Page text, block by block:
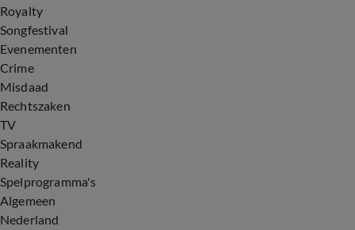
Royalty
Songfestival
Evenementen
Crime
Misdaad
Rechtszaken
TV
Spraakmakend
Reality
Spelprogramma's
Algemeen
Nederland